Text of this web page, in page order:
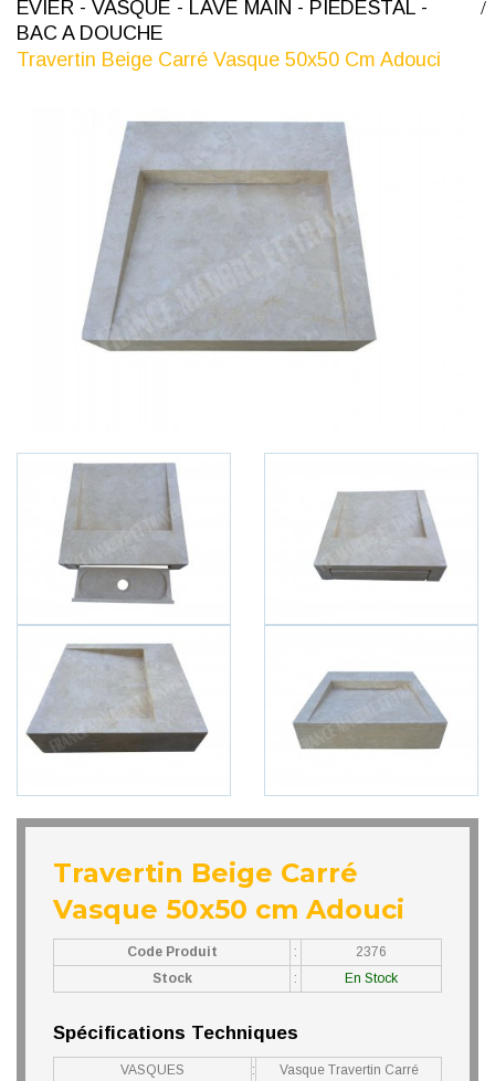
ÉVIER - VASQUE - LAVE MAIN - PIÉDESTAL -
BAC A DOUCHE
Travertin Beige Carré Vasque 50x50 Cm Adouci
Travertin Beige Carré
Vasque 50x50 cm Adouci
Code Produit :
2376
Stock
: En Stock
Spécifications Techniques
VASQUES :
Vasque Travertin Carré